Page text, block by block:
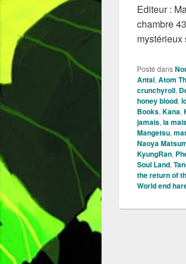
Editeur :
chambre
mystérieux
Posté dans
Antai, Atom
crunchyroll,
honey blood,
Books, Kana,
jamais, la
Mangetsu,
Naoya
KyungRan,
Soul Land,
the return of
World end